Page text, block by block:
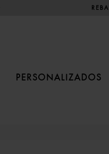
PERSONALIZADOS